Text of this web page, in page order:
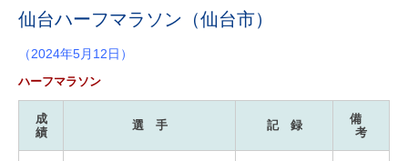
仙台ハーフマラソン（仙台市）
（2024年5月12日）
ハーフマラソン
成
績
選 手 記 録
備
考